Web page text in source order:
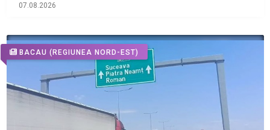
07.08.2026
BACAU (REGIUNEA NORD-EST)